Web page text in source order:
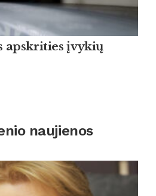
apskrities įvykių
naujienos